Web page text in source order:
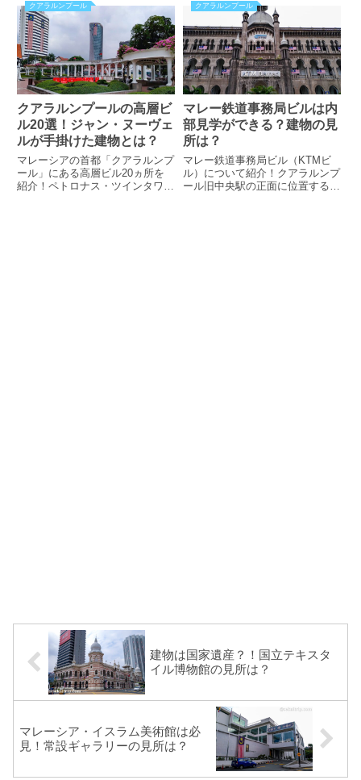
歩道から見れる見逃せない景色も
紹介。国の歴史的建造物はおすす
め観光スポットの一つです！
しっかり掲載。予算の目安、交通
の利便性についても評価していま
す！
クアラルンプール
クアラルンプールの高層ビ
ル20選！ジャン・ヌーヴェ
ルが手掛けた建物とは？
マレーシアの首都「クアラルンプ
ール」にある高層ビル20ヵ所を
紹介！ペトロナス・ツインタワー
クアラルンプール
マレー鉄道事務局ビルは内
部見学ができる？建物の見
所は？
マレー鉄道事務局ビル（KTMビ
ル）について紹介！クアラルンプ
ール旧中央駅の正面に位置する注
建物は国家遺産？！国立テキスタ
イル博物館の見所は？
マレーシア・イスラム美術館は必
見！常設ギャラリーの見所は？